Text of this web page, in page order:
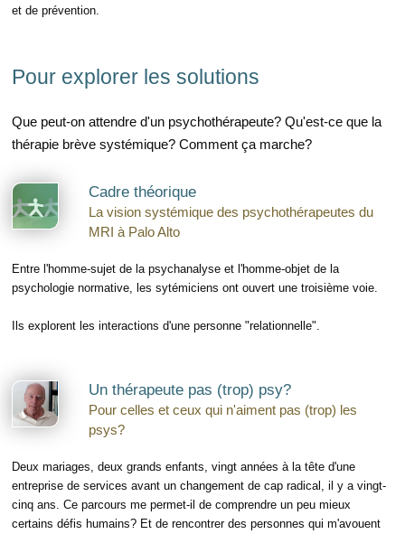
et de prévention.
Pour explorer les solutions
Que peut-on attendre d'un psychothérapeute? Qu'est-ce que la
thérapie brève systémique? Comment ça marche?
Cadre théorique
La vision systémique des psychothérapeutes du
MRI à Palo Alto
Entre l'homme-sujet de la psychanalyse et l'homme-objet de la
psychologie normative, les sytémiciens ont ouvert une troisième voie.
Ils explorent les interactions d'une personne "relationnelle".
Un thérapeute pas (trop) psy?
Pour celles et ceux qui n'aiment pas (trop) les
psys?
Deux mariages, deux grands enfants, vingt années à la tête d'une
entreprise de services avant un changement de cap radical, il y a vingt-
cinq ans. Ce parcours me permet-il de comprendre un peu mieux
certains défis humains? Et de rencontrer des personnes qui m'avouent